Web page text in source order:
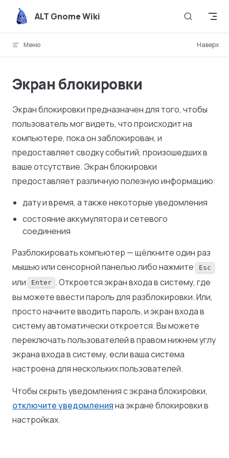
Skip to content
ALT Gnome Wiki
Меню Наверх
Экран блокировки
Экран блокировки предназначен для того, чтобы
пользователь мог видеть, что происходит на
компьютере, пока он заблокирован, и
предоставляет сводку событий, произошедших в
ваше отсутствие. Экран блокировки
предоставляет различную полезную информацию:
дату и время, а также некоторые уведомления
состояние аккумулятора и сетевого
соединения
Разблокировать компьютер — щёлкните один раз
мышью или сенсорной панелью либо нажмите
Esc
или Enter . Откроется экран входа в систему, где
вы можете ввести пароль для разблокировки. Или,
просто начните вводить пароль, и экран входа в
систему автоматически откроется. Вы можете
переключать пользователей в правом нижнем углу
экрана входа в систему, если ваша система
настроена для нескольких пользователей.
Чтобы скрыть уведомления с экрана блокировки,
отключите уведомленияна экране блокировки в
настройках.